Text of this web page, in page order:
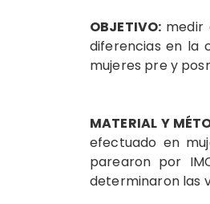
OBJETIVO: medir
diferencias en la
mujeres pre y
MATERIAL Y
efectuado en
parearon por
determinaron las